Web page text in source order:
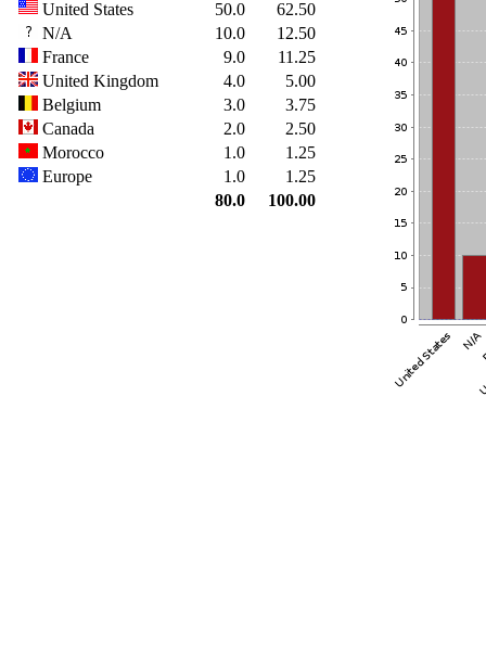
United States
50.0
62.50
N/A
10.0
12.50
France
9.0
11.25
United Kingdom
4.0
5.00
Belgium
3.0
3.75
Canada
2.0
2.50
Morocco
1.0
1.25
Europe
1.0
1.25
80.0
100.00